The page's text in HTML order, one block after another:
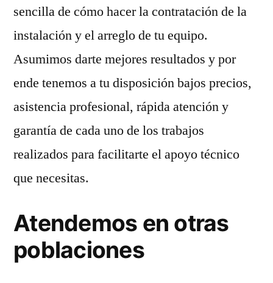
sencilla de cómo hacer la contratación de la
instalación y el arreglo de tu equipo.
Asumimos darte mejores resultados y por
ende tenemos a tu disposición bajos precios,
asistencia profesional, rápida atención y
garantía de cada uno de los trabajos
realizados para facilitarte el apoyo técnico
que necesitas.
Atendemos en otras
poblaciones